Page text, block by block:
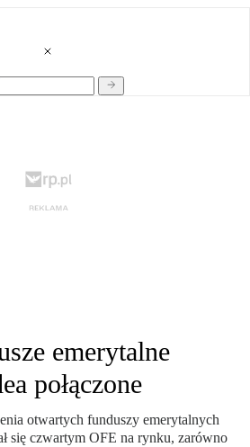
emerytalne
połączone
otwartych funduszy emerytalnych
się czwartym OFE na rynku, zarówno